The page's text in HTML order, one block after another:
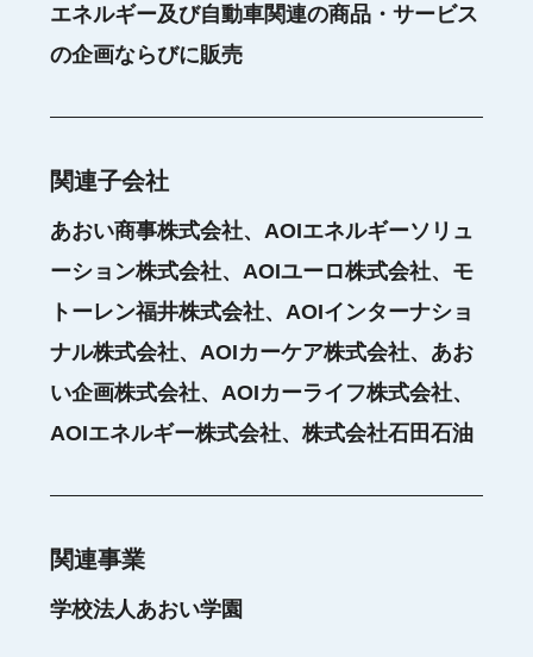
エネルギー及び自動車関連の商品・サービス
の企画ならびに販売
関連子会社
あおい商事株式会社、AOIエネルギーソリュ
ーション株式会社、AOIユーロ株式会社、モ
トーレン福井株式会社、AOIインターナショ
ナル株式会社、AOIカーケア株式会社、あお
い企画株式会社、AOIカーライフ株式会社、
AOIエネルギー株式会社、株式会社石田石油
関連事業
学校法人あおい学園